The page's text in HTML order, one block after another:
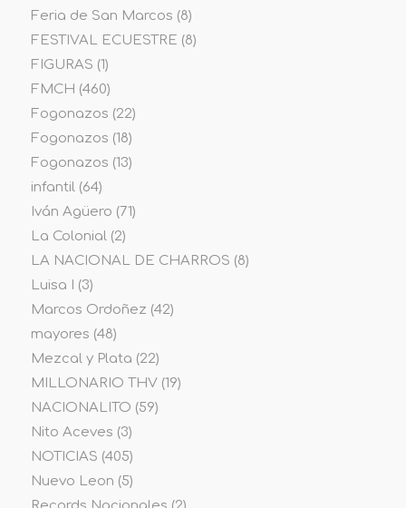
Feria de San Marcos (8)
FESTIVAL ECUESTRE (8)
FIGURAS (1)
FMCH (460)
Fogonazos (22)
Fogonazos (18)
Fogonazos (13)
infantil(64)
Iván Agüero (71)
La Colonial(2)
LA NACIONAL DE CHARROS (8)
Luisa I
(3)
Marcos Ordoñez (42)
mayores (48)
Mezcal y Plata (22)
MILLONARIO THV(19)
NACIONALITO (59)
Nito Aceves (3)
NOTICIAS (405)
Nuevo Leon (5)